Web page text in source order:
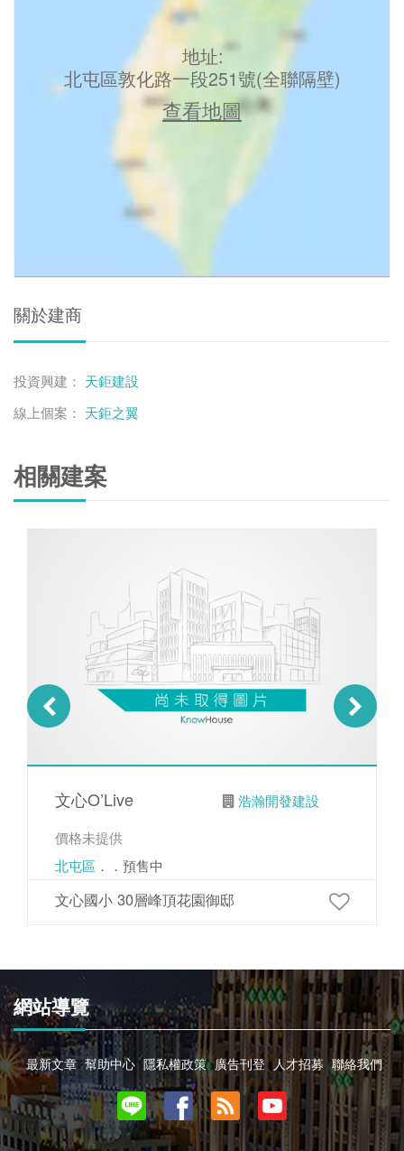
地址:
北屯區敦化路一段251號(全聯隔壁)
查看地圖
關於建商
投資興建： 天鉅建設
線上個案： 天鉅之翼
相關建案
文心O’Live
浩瀚開發建設
價格未提供
北屯區 ．．預售中
文心國小 30層峰頂花園御邸
網站導覽
最新文章 幫助中心 隱私權政策 廣告刊登 人才招募 聯絡我們